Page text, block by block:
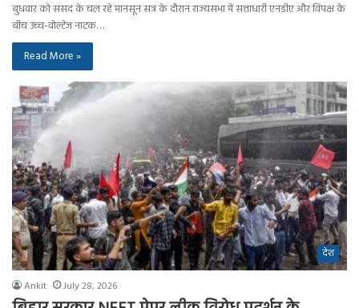
बुधवार को संसद के चल रहे मानसून सत्र के दौरान राज्यसभा में सत्ताधारी एनडीए और विपक्ष के
बीच उच्च-वोल्टेज नाटक…
Read More »
देश
Ankit July 28, 2026